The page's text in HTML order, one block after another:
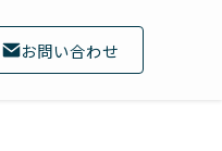
お問い合わせ